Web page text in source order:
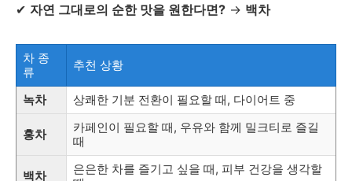
✔ 자연 그대로의 순한 맛을 원한다면? → 백차
차 종
류
추천 상황
녹차 상쾌한 기분 전환이 필요할 때, 다이어트 중
홍차
카페인이 필요할 때, 우유와 함께 밀크티로 즐길
때
백차
은은한 차를 즐기고 싶을 때, 피부 건강을 생각할